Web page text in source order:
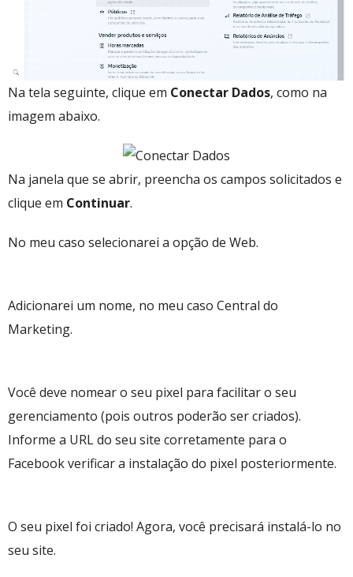
Na tela seguinte, clique em Conectar Dados, como na
imagem abaixo.
Na janela que se abrir, preencha os campos solicitados e
clique em Continuar.
No meu caso selecionarei a opção de Web.
Adicionarei um nome, no meu caso Central do
Marketing.
Você deve nomear o seu pixel para facilitar o seu
gerenciamento (pois outros poderão ser criados).
Informe a URL do seu site corretamente para o
Facebook verificar a instalação do pixel posteriormente.
O seu pixel foi criado! Agora, você precisará instalá-lo no
seu site.